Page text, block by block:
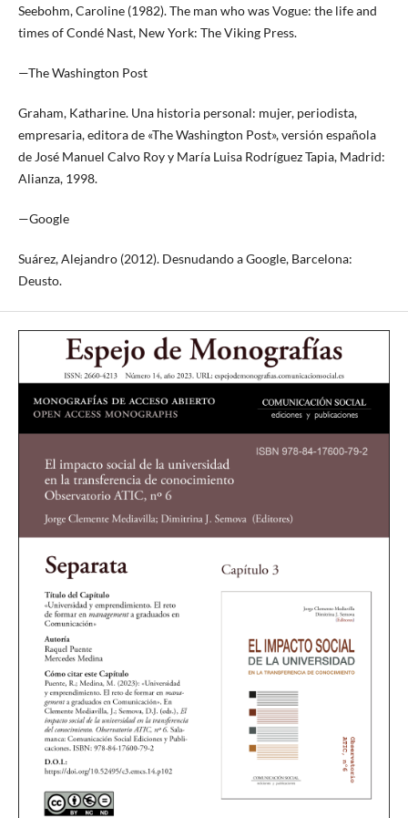
Seebohm, Caroline (1982). The man who was Vogue: the life and
times of Condé Nast, New York: The Viking Press.
—The Washington Post
Graham, Katharine. Una historia personal: mujer, periodista,
empresaria, editora de «The Washington Post», versión española
de José Manuel Calvo Roy y María Luisa Rodríguez Tapia, Madrid:
Alianza, 1998.
—Google
Suárez, Alejandro (2012). Desnudando a Google, Barcelona:
Deusto.